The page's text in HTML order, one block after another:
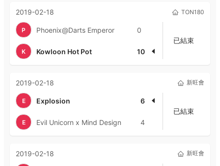
2019-02-18 TON180
P Phoenix@Darts Emperor 0
K Kowloon Hot Pot 10
已結束
2019-02-18 新旺會
E Explosion 6
E Evil Unicorn x Mind Design 4
已結束
2019-02-18 新旺會